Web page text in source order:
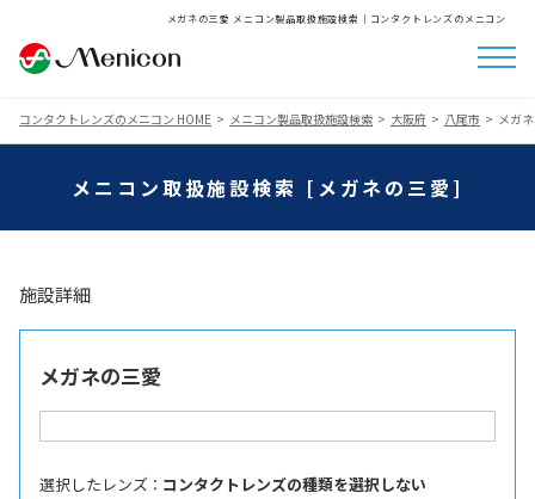
メガネの三愛 メニコン製品取扱施設検索│コンタクトレンズのメニコン
コンタクトレンズのメニコン HOME メニコン製品取扱施設検索 大阪府 八尾市 メガ
メニコン取扱施設検索 [メガネの三愛]
施設詳細
メガネの三愛
選択したレンズ ： コンタクトレンズの種類を選択しない